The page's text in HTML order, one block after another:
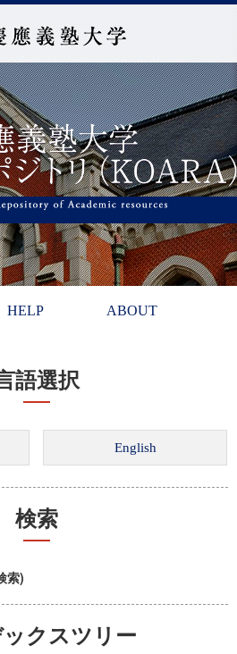
HELP ABOUT
語選択
検索
索)
クスツリー